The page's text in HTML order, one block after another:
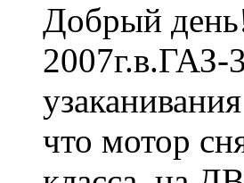
Добрый
что мотор